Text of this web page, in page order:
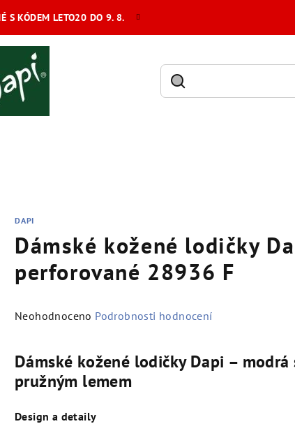
S KÓDEM LETO20 DO 9. 8.
DAPI
Dámské kožené lodičky
perforované 28936 F
Průměrné
je
0,0
5
Neohodnoceno Podrobnosti hodnocení
Dámské kožené lodičky Dapi – modrá
pružným lemem
Design a detaily